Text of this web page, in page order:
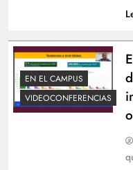
UTEC refuerza
EN EL CAMPUS
VIDEOCONFERENCIAS